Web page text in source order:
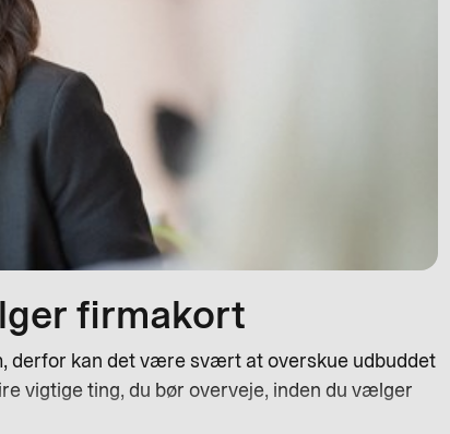
firmakort
derfor kan det være svært at overskue udbuddet
vigtige ting, du bør overveje, inden du vælger